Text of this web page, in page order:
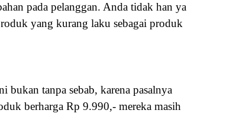
pada pelanggan. Anda tidak han ya
yang kurang laku sebagai produk
tanpa sebab, karena pasalnya
berharga Rp 9.990,- mereka masih